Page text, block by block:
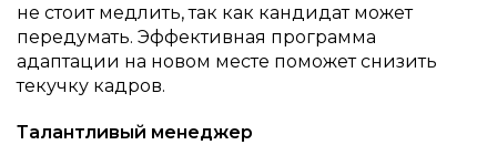
не стоит медлить, так как кандидат может
передумать. Эффективная программа
адаптации на новом месте поможет снизить
текучку кадров.
Талантливый менеджер